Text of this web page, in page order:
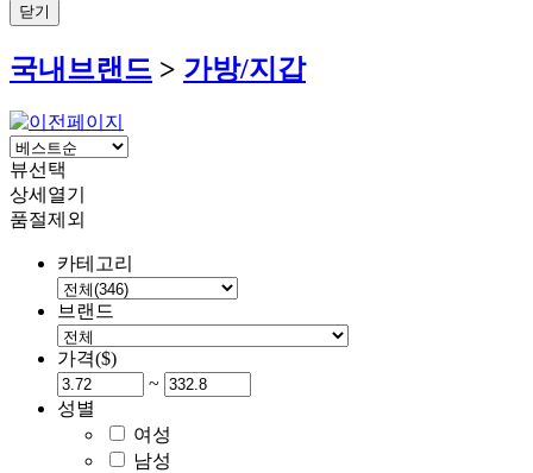
닫기
국내브랜드 > 가방/지갑
뷰선택
상세열기
품절제외
카테고리
브랜드
가격($)
~
성별
여성
남성